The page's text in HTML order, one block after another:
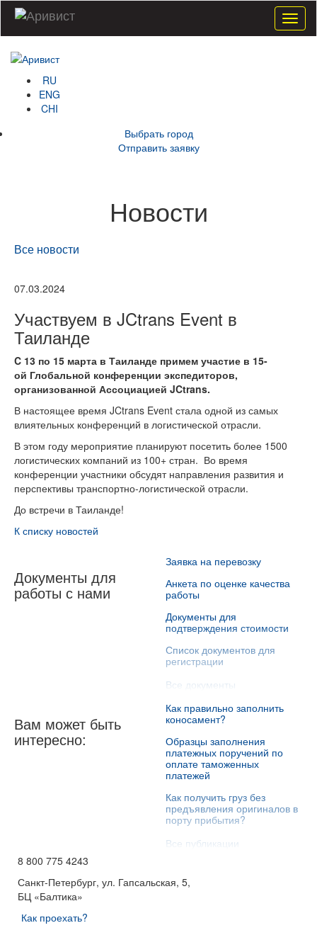
Menu
RU
ENG
CHI
Выбрать город
Отправить заявку
Новости
Все новости
07.03.2024
Участвуем в JCtrans Event в
Таиланде
C 13 по 15 марта в Таиланде примем участие в 15-
ой Глобальной конференции экспедиторов,
организованной Ассоциацией JCtrans.
В настоящее время JCtrans Event стала одной из самых
влиятельных конференций в логистической отрасли.
В этом году мероприятие планируют посетить более 1500
логистических компаний из 100+ стран. Во время
конференции участники обсудят направления развития и
перспективы транспортно-логистической отрасли.
До встречи в Таиланде!
К списку новостей
Документы для
работы с нами
Заявка на перевозку
Анкета по оценке качества
работы
Документы для
подтверждения стоимости
Список документов для
регистрации
Все документы
Вам может быть
интересно:
Как правильно заполнить
коносамент?
Образцы заполнения
платежных поручений по
оплате таможенных
платежей
Как получить груз без
предъявления оригиналов в
порту прибытия?
Все публикации
8 800 775 4243
Санкт-Петербург, ул. Гапсальская, 5,
БЦ «Балтика»
Как проехать?